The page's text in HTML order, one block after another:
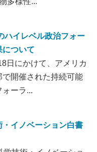
ハイレベル政治フォー
について
日にかけて、アメリカ
開催された持続可能
ーラ...
イノベーション白書